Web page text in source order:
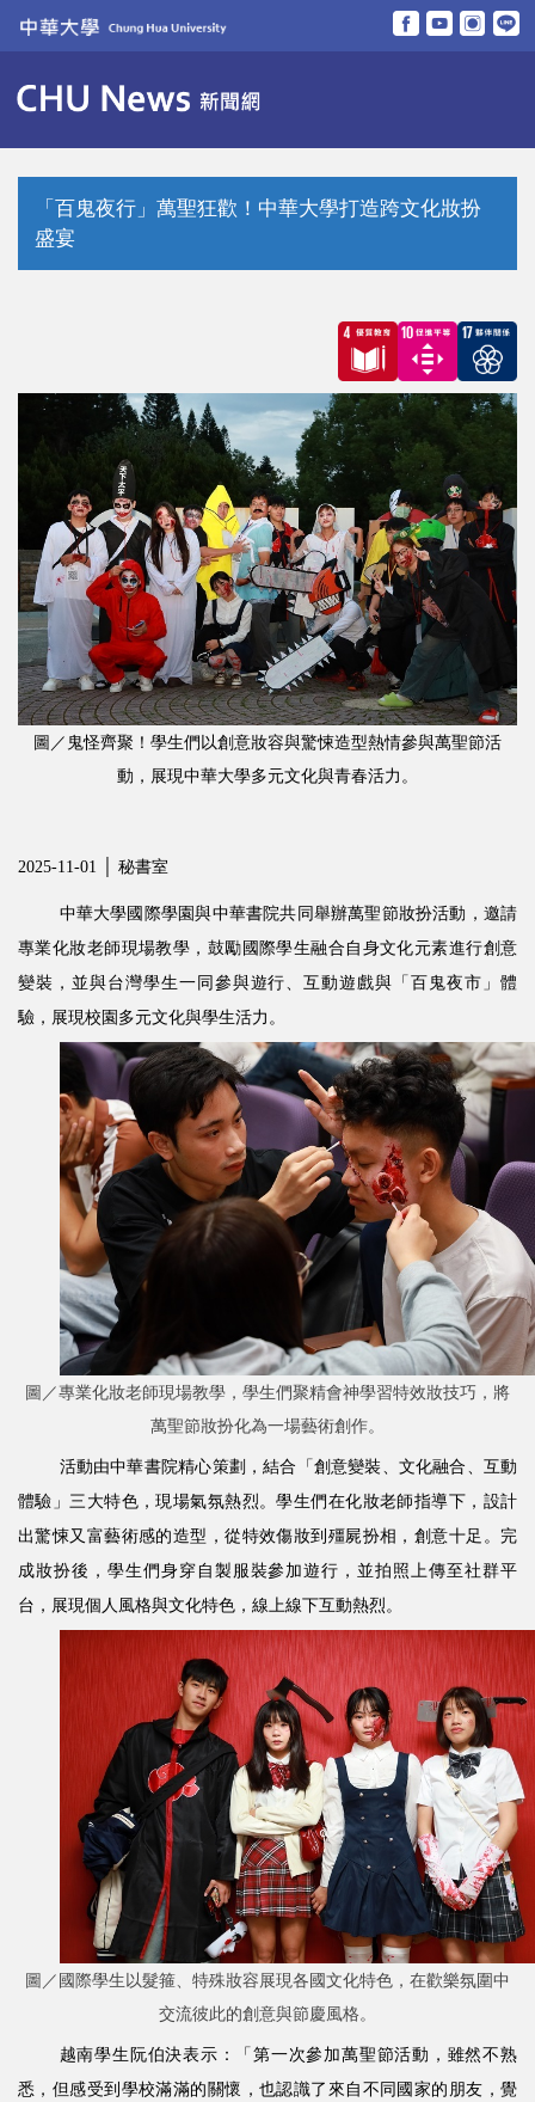
跳
要
內
「百鬼夜行」萬聖狂歡！中華大學打造跨文化妝扮
盛宴
圖／鬼怪齊聚！學生們以創意妝容與驚悚造型熱情參與萬聖節活
動，展現中華大學多元文化與青春活力。
2025-11-01 │ 秘書室
中華大學國際學園與中華書院共同舉辦萬聖節妝扮活動，邀請
專業化妝老師現場教學，鼓勵國際學生融合自身文化元素進行創意
變裝，並與台灣學生一同參與遊行、互動遊戲與「百鬼夜市」體
驗，展現校園多元文化與學生活力。
圖／專業化妝老師現場教學，學生們聚精會神學習特效妝技巧，將
萬聖節妝扮化為一場藝術創作。
活動由中華書院精心策劃，結合「創意變裝、文化融合、互動
體驗」三大特色，現場氣氛熱烈。學生們在化妝老師指導下，設計
出驚悚又富藝術感的造型，從特效傷妝到殭屍扮相，創意十足。完
成妝扮後，學生們身穿自製服裝參加遊行，並拍照上傳至社群平
台，展現個人風格與文化特色，線上線下互動熱烈。
圖／國際學生以髮箍、特殊妝容展現各國文化特色，在歡樂氛圍中
交流彼此的創意與節慶風格。
越南學生阮伯決表示：「第一次參加萬聖節活動，雖然不熟
悉，但感受到學校滿滿的關懷，也認識了來自不同國家的朋友，覺